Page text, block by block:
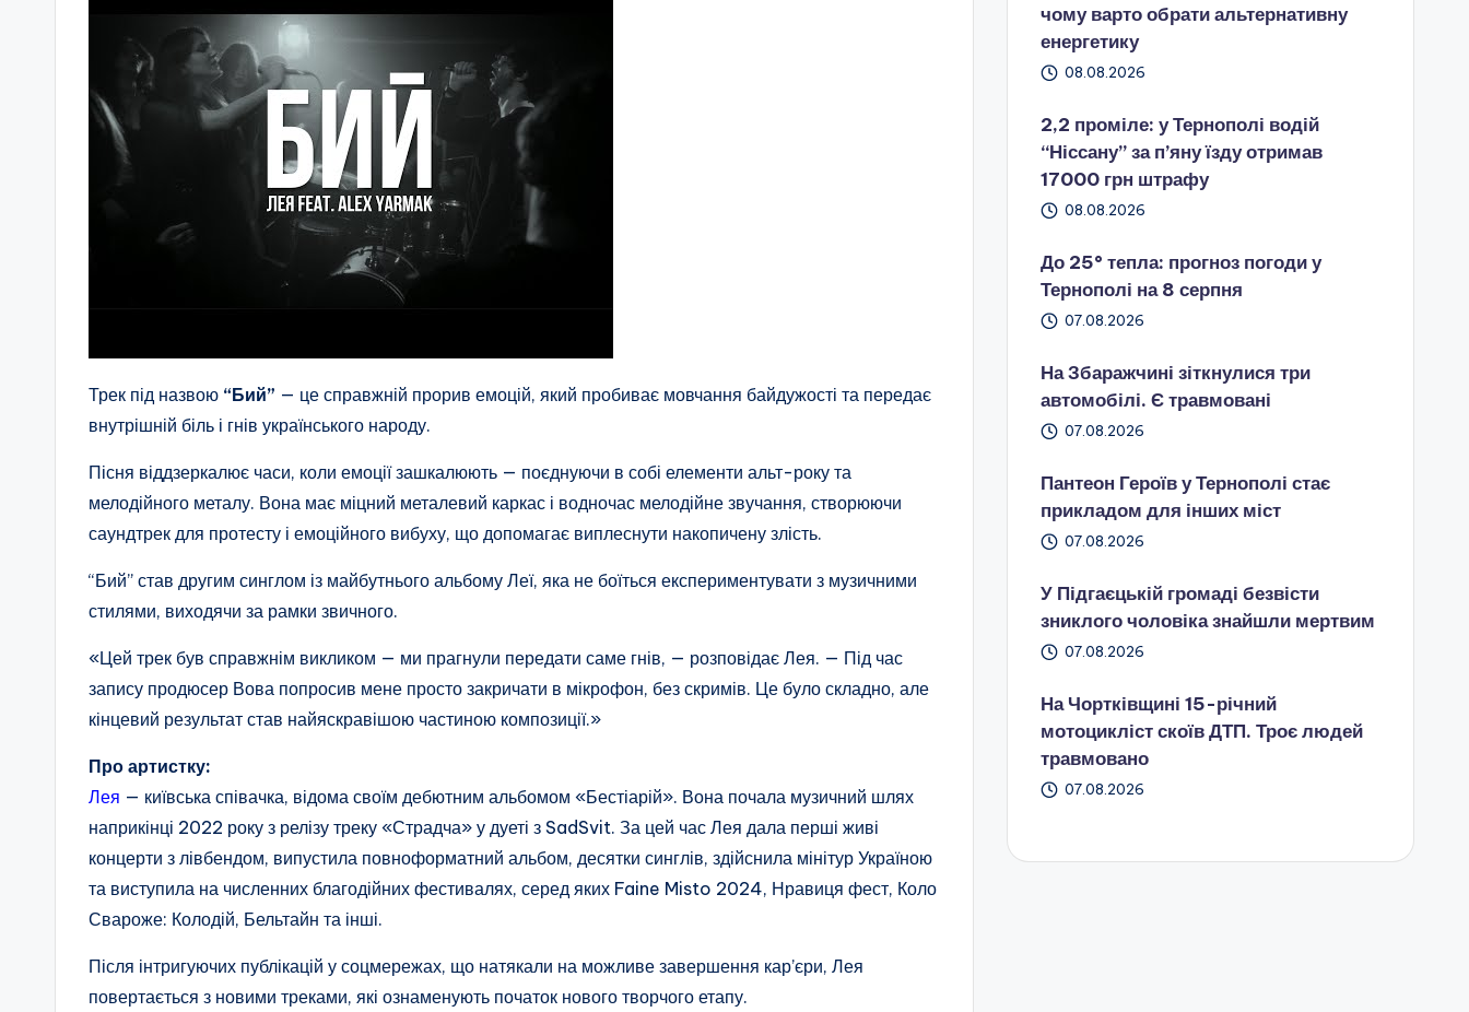
Трек під назвою “Бий” — це справжній прорив емоцій, який пробиває мовчання байдужості та передає
внутрішній біль і гнів українського народу.
Пісня віддзеркалює часи, коли емоції зашкалюють — поєднуючи в собі елементи альт-року та
мелодійного металу. Вона має міцний металевий каркас і водночас мелодійне звучання, створюючи
саундтрек для протесту і емоційного вибуху, що допомагає виплеснути накопичену злість.
“Бий” став другим синглом із майбутнього альбому Леї, яка не боїться експериментувати з музичними
стилями, виходячи за рамки звичного.
«Цей трек був справжнім викликом — ми прагнули передати саме гнів, — розповідає Лея. — Під час
запису продюсер Вова попросив мене просто закричати в мікрофон, без скримів. Це було складно, але
кінцевий результат став найяскравішою частиною композиції.»
Про артистку:
Лея — київська співачка, відома своїм дебютним альбомом «Бестіарій». Вона почала музичний шлях
наприкінці 2022 року з релізу треку «Страдча» у дуеті з SadSvit. За цей час Лея дала перші живі
концерти з лівбендом, випустила повноформатний альбом, десятки синглів, здійснила мінітур Україною
та виступила на численних благодійних фестивалях, серед яких Faine Misto 2024, Нравиця фест, Коло
Свароже: Колодій, Бельтайн та інші.
Після інтригуючих публікацій у соцмережах, що натякали на можливе завершення кар’єри, Лея
повертається з новими треками, які ознаменують початок нового творчого етапу.
чому варто обрати альтернативну
енергетику
08.08.2026
2,2 проміле: у Тернополі водій
“Ніссану” за п’яну їзду отримав
17000 грн штрафу
08.08.2026
До 25° тепла: прогноз погоди у
Тернополі на 8 серпня
07.08.2026
На Збаражчині зіткнулися три
автомобілі. Є травмовані
07.08.2026
Пантеон Героїв у Тернополі стає
прикладом для інших міст
07.08.2026
У Підгаєцькій громаді безвісти
зниклого чоловіка знайшли мертвим
07.08.2026
На Чортківщині 15-річний
мотоцикліст скоїв ДТП. Троє людей
травмовано
07.08.2026